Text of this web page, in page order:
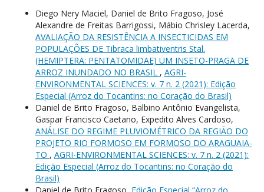
Diego Nery Maciel, Daniel de Brito Fragoso, José
Alexandre de Freitas Barrigossi, Mábio Chrisley Lacerda,
AVALIAÇÃO DA RESISTÊNCIA A INSECTICIDAS EM
POPULAÇÕES DE Tibraca limbativentris Stal.
(HEMIPTERA: PENTATOMIDAE) UM INSETO-PRAGA DE
ARROZ INUNDADO NO BRASIL , AGRI-
ENVIRONMENTAL SCIENCES: v. 7 n. 2 (2021): Edição
Especial (Arroz do Tocantins: no Coração do Brasil)
Daniel de Brito Fragoso, Balbino Antônio Evangelista,
Gaspar Francisco Caetano, Expedito Alves Cardoso,
ANÁLISE DO REGIME PLUVIOMÉTRICO DA REGIÃO DO
PROJETO RIO FORMOSO EM FORMOSO DO ARAGUAIA-
TO , AGRI-ENVIRONMENTAL SCIENCES: v. 7 n. 2 (2021):
Edição Especial (Arroz do Tocantins: no Coração do
Brasil)